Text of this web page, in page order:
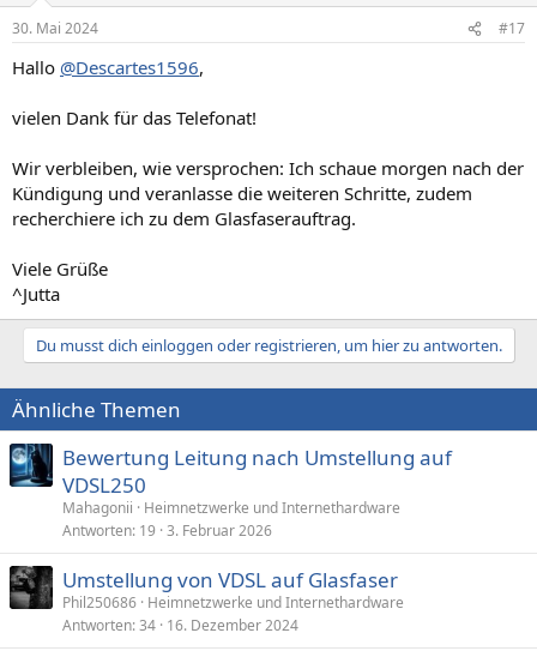
30. Mai 2024 #17
Hallo @Descartes1596,
vielen Dank für das Telefonat!
Wir verbleiben, wie versprochen: Ich schaue morgen nach der
Kündigung und veranlasse die weiteren Schritte, zudem
recherchiere ich zu dem Glasfaserauftrag.
Viele Grüße
^Jutta
Du musst dich einloggen oder registrieren, um hier zu antworten.
Ähnliche Themen
Bewertung Leitung nach Umstellung auf
VDSL250
Mahagonii
Heimnetzwerke und Internethardware
Antworten 19 3. Februar 2026
Umstellung von VDSL auf Glasfaser
Phil250686 Heimnetzwerke und Internethardware
Antworten 34 16. Dezember 2024